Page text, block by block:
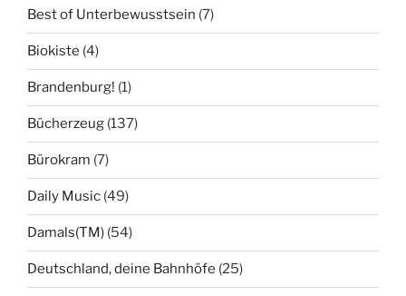
Best of Unterbewusstsein (7)
Biokiste (4)
Brandenburg! (1)
Bücherzeug (137)
Bürokram (7)
Daily Music (49)
Damals(TM) (54)
Deutschland, deine Bahnhöfe (25)